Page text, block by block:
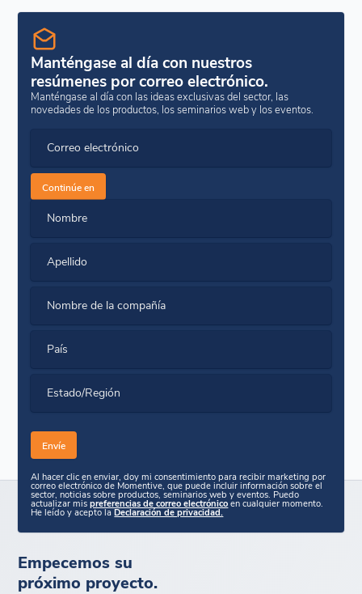
Manténgase al día con nuestros
resúmenes por correo electrónico.
Manténgase al día con las ideas exclusivas del sector, las
novedades de los productos, los seminarios web y los eventos.
Correo electrónico
Continúe en
Nombre
Apellido
Nombre de la compañía
País
Estado/Región
Al hacer clic en enviar, doy mi consentimiento para recibir marketing por
correo electrónico de Momentive, que puede incluir información sobre el
sector, noticias sobre productos, seminarios web y eventos. Puedo
actualizar mispreferencias de correo electrónico en cualquier momento.
He leído y acepto laDeclaración de privacidad.
Empecemos su
próximo proyecto.